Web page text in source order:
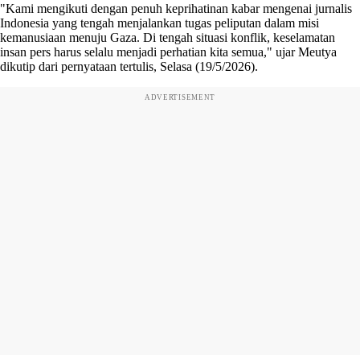
"Kami mengikuti dengan penuh keprihatinan kabar mengenai jurnalis
Indonesia yang tengah menjalankan tugas peliputan dalam misi
kemanusiaan menuju Gaza. Di tengah situasi konflik, keselamatan
insan pers harus selalu menjadi perhatian kita semua," ujar Meutya
dikutip dari pernyataan tertulis, Selasa (19/5/2026).
ADVERTISEMENT